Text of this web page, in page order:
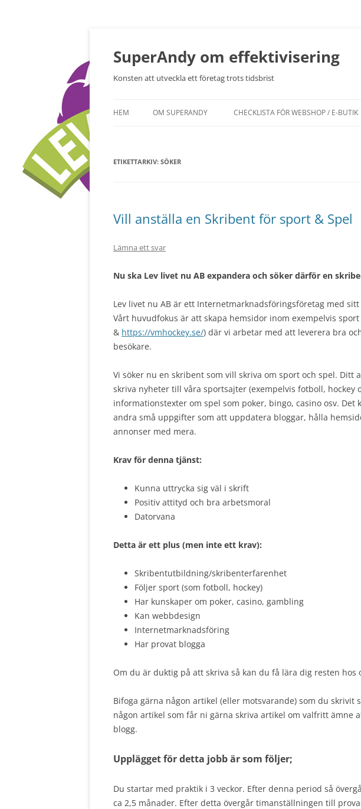
SuperAndy om effektivisering
Konsten att utveckla ett företag trots tidsbrist
HEM OM SUPERANDY CHECKLISTA FÖR WEBSHOP / E-BUTIK
ETIKETTARKIV: SÖKER
Vill anställa en Skribent för sport & Spel
Lämna ett svar
Nu ska Lev livet nu AB expandera och söker därför en
Lev livet nu AB är ett Internetmarknadsföringsföretag med
Vårt huvudfokus är att skapa hemsidor inom exempelvis sport
& https://vmhockey.se/) där vi arbetar med att leverera bra
besökare.
Vi söker nu en skribent som vill skriva om sport och spel. Ditt
skriva nyheter till våra sportsajter (exempelvis fotboll, hockey
informationstexter om spel som poker, bingo, casino osv. Det
andra små uppgifter som att uppdatera bloggar, hålla
annonser med mera.
Krav för denna tjänst:
Kunna uttrycka sig väl i skrift
Positiv attityd och bra arbetsmoral
Datorvana
Detta är ett plus (men inte ett krav):
Skribentutbildning/skribenterfarenhet
Följer sport (som fotboll, hockey)
Har kunskaper om poker, casino, gambling
Kan webbdesign
Internetmarknadsföring
Har provat blogga
Om du är duktig på att skriva så kan du få lära dig resten hos
Bifoga gärna någon artikel (eller motsvarande) som du skrivit
någon artikel som får ni gärna skriva artikel om valfritt ämne
blogg.
Upplägget för detta jobb är som följer;
Du startar med praktik i 3 veckor. Efter denna period så
ca 2,5 månader. Efter detta övergår timanställningen till